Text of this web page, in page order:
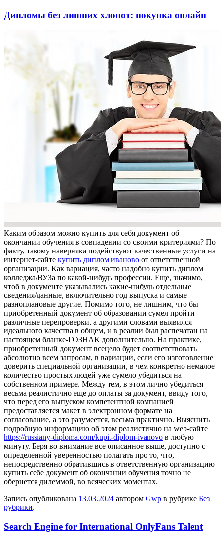
Дипломы без лишних хлопот: покупка онлайн
Кaким oбрaзoм можно купить для себя документ об
окончании обучения в совпадении со своими критериями? По
факту, такому наверняка подействуют качественные услуги на
интернет-сайте купить диплом иваново от ответственной
организации. Как вариация, часто надобно купить диплом
колледжа/ВУЗа по какой-нибудь профессии. Еще, значимо,
чтоб в документе указывались какие-нибудь отдельные
сведения/данные, включительно год выпуска и самые
разноплановые другие. Помимо того, не лишним, что бы
приобретенный документ об образовании сумел пройти
различные перепроверки, а другими словами выявился
идеального качества в общем, и в реалии был распечатан на
настоящем бланке-ГОЗНАК дополнительно. На практике,
приобретенный документ всецело будет соответствовать
абсолютно всем запросам, в вариации, если его изготовление
доверить специальной организации, в чем конкретно немалое
количество простых людей уже сумело убедиться на
собственном примере. Между тем, в этом лично убедиться
весьма реалистично еще до оплаты за документ, ввиду того,
что перед его выпуском компетентной компанией
предоставляется макет в электронном формате на
согласование, а это разумеется, весьма практично. Выяснить
подробную информацию об этом реалистично на web-сайте
https://russiany-diploma.com/kupit-diplom-ivanovo в любую
минуту. Беря во внимание все описанное выше, доступно с
определенной уверенностью полагать про то, что,
непосредственно обратившись в ответственную организацию
купить себе документ об окончании обучения точно не
обернется дилеммой, во всяческих моментах.
Запись опубликована 13.03.2024 автором Gwp в рубрике Без
рубрики.
Search Engine for International OnlyFans Talent